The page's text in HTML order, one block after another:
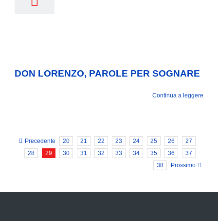
DON LORENZO, PAROLE PER SOGNARE
Continua a leggere
Precedente 20 21 22 23 24 25 26
27
28
29 30 31 32 33 34 35 36
37
38
Prossimo